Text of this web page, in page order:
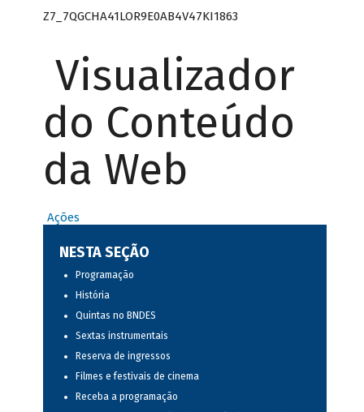
Z7_7QGCHA41LOR9E0AB4V47KI1863
Visualizador
do Conteúdo
da Web
Ações
NESTA SEÇÃO
Programação
História
Quintas no BNDES
Sextas instrumentais
Reserva de ingressos
Filmes e festivais de cinema
Receba a programação